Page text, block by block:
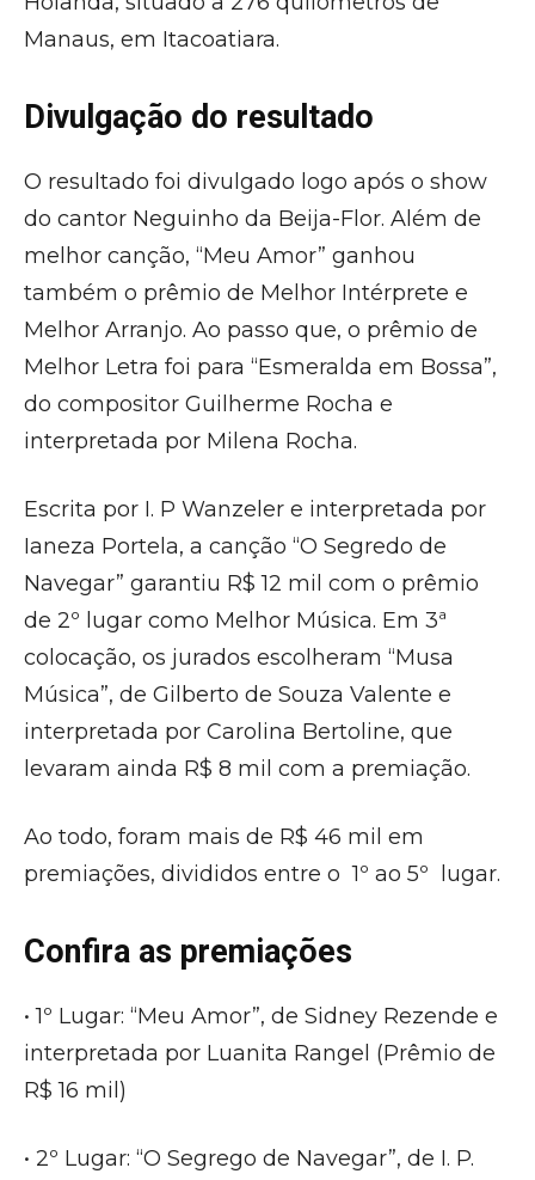
Manaus, em Itacoatiara.
Divulgação do resultado
O resultado foi divulgado logo após o show
do cantor Neguinho da Beija-Flor. Além de
melhor canção, “Meu Amor” ganhou
também o prêmio de Melhor Intérprete e
Melhor Arranjo. Ao passo que, o prêmio de
Melhor Letra foi para “Esmeralda em Bossa”,
do compositor Guilherme Rocha e
interpretada por Milena Rocha.
Escrita por I. P Wanzeler e interpretada por
Ianeza Portela, a canção “O Segredo de
Navegar” garantiu R$ 12 mil com o prêmio
de 2º lugar como Melhor Música. Em 3ª
colocação, os jurados escolheram “Musa
Música”, de Gilberto de Souza Valente e
interpretada por Carolina Bertoline, que
levaram ainda R$ 8 mil com a premiação.
Ao todo, foram mais de R$ 46 mil em
premiações, divididos entre o 1º ao 5º lugar.
Confira as premiações
• 1º Lugar: “Meu Amor”, de Sidney Rezende e
interpretada por Luanita Rangel (Prêmio de
R$ 16 mil)
• 2º Lugar: “O Segrego de Navegar”, de I. P.